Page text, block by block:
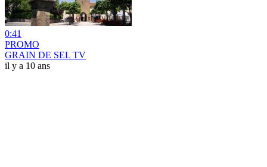
0:41
PROMO
GRAIN DE SEL TV
il y a 10 ans